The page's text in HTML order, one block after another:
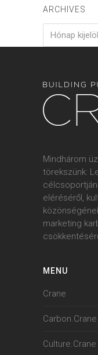
ARCHIVES
Archives
Hónap
Mindhárom
törekszünk:
eléréséről,
marketing
MENU
Crane
Carbon.Crane
Culture.Crane